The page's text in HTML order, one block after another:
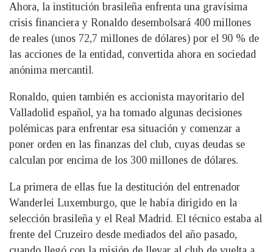
Ahora, la institución brasileña enfrenta una gravísima
crisis financiera y Ronaldo desembolsará 400 millones
de reales (unos 72,7 millones de dólares) por el 90 % de
las acciones de la entidad, convertida ahora en sociedad
anónima mercantil.
Ronaldo, quien también es accionista mayoritario del
Valladolid español, ya ha tomado algunas decisiones
polémicas para enfrentar esa situación y comenzar a
poner orden en las finanzas del club, cuyas deudas se
calculan por encima de los 300 millones de dólares.
La primera de ellas fue la destitución del entrenador
Wanderlei Luxemburgo, que le había dirigido en la
selección brasileña y el Real Madrid. El técnico estaba al
frente del Cruzeiro desde mediados del año pasado,